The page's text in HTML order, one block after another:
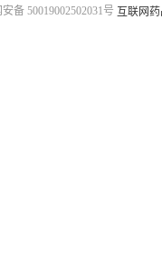
备 50019002502031号 互联网